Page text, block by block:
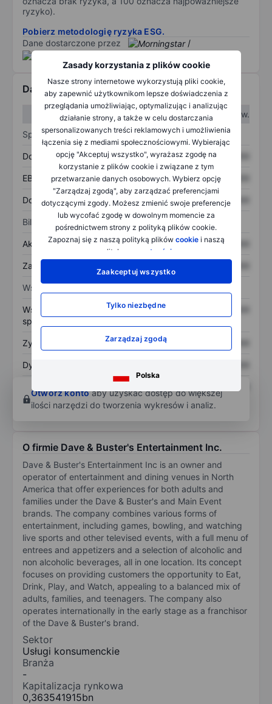
Zasady korzystania z plików cookie
Nasze strony internetowe wykorzystują pliki cookie,
aby zapewnić użytkownikom lepsze doświadczenia z
przeglądania umożliwiając, optymalizując i analizując
działanie strony, a także w celu dostarczania
spersonalizowanych treści reklamowych i umożliwienia
łączenia się z mediami społecznościowymi. Wybierając
opcję "Akceptuj wszystko", wyrażasz zgodę na
korzystanie z plików cookie i związane z tym
przetwarzanie danych osobowych. Wybierz opcję
"Zarządzaj zgodą", aby zarządzać preferencjami
dotyczącymi zgody. Możesz zmienić swoje preferencje
lub wycofać zgodę w dowolnym momencie za
pośrednictwem strony z polityką plików cookie.
Zapoznaj się z naszą polityką plików cookiei naszą
polityką
prywatności
Zaakceptuj wszystko
Tylko niezbędne
Zarządzaj zgodą
Polska
ryzyko).
Pobierz metodologię ryzyka ESG.
Dane dostarczone przez
/
Dane finansowe
W I kw.
W II kw.
Sprawozdanie z zysków
Dochód XXXXXXX XXXXXXX
EBITDA XXXXXXX XXXXXXX
Dochód netto XXXXXXX XXXXXXX
Bilans
Aktywa ogółem XXXXXXX XXXXXXX
Zadłużenie ogółem
Wskaźniki
Współczynnik cena do
sprzedaży
XXXXXXX
Zysk na akcję XXXXXXX
Dywidenda na akcję
Zwrot z kapitału
własnego
XXXXXXX
Otwórz kontoaby uzyskać dostęp do większej
ilości narzędzi do tworzenia wykresów i analiz.
O firmie Dave & Buster's Entertainment Inc.
Dave & Buster's Entertainment Inc is an owner and
operator of entertainment and dining venues in North
America that offer experiences for both adults and
families under the Dave & Buster's and Main Event
brands. The company combines various forms of
entertainment, including games, bowling, and watching
live sports and other televised events, with a full menu of
entrees and appetizers and a selection of alcoholic and
non alcoholic beverages, all in one location. Its concept
focuses on providing customers the opportunity to Eat,
Drink, Play, and Watch, appealing to a balanced mix of
adults, families, and teenagers. The company also
operates internationally in the early stage as a franchisor
of the Dave & Buster's brand.
Sektor
Usługi konsumenckie
Branża
-
Kapitalizacja rynkowa
0,363541915bn